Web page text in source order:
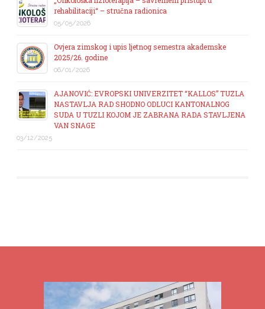
rehabilitaciji“ – stručna radionica
05/05/2026
Ovjera zimskog i upis ljetnog semestra akademske
2025/26. godine
06/01/2026
AJANOVIĆ: EVROPSKI UNIVERZITET “KALLOS” TUZLA
NASTAVLJA RAD SHODNO ODLUCI KANTONALNOG
SUDA U TUZLI KOJOM JE ZABRANA RADA STAVLJENA
VAN SNAGE
03/12/2025